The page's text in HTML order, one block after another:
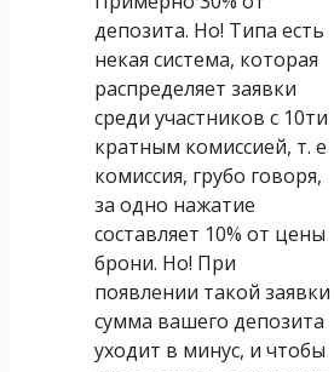
депозита. Но! Типа есть
некая система, которая
распределяет заявки
среди участников с 10ти
кратным комиссией, т. е
комиссия, грубо говоря,
за одно нажатие
составляет 10% от цены
брони. Но! При
появлении такой заявки
сумма вашего депозита
уходит в минус, и чтобы